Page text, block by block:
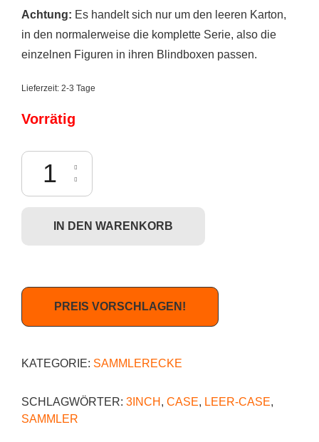
Achtung: Es handelt sich nur um den leeren Karton,
in den normalerweise die komplette Serie, also die
einzelnen Figuren in ihren Blindboxen passen.
Lieferzeit: 2-3 Tage
Vorrätig
Kidrobot Dunny Endangered Series - Leer-Case (für Sammler) Menge
IN DEN WARENKORB
PREIS VORSCHLAGEN!
KATEGORIE: SAMMLERECKE
SCHLAGWÖRTER: 3INCH , CASE, LEER-CASE,
SAMMLER